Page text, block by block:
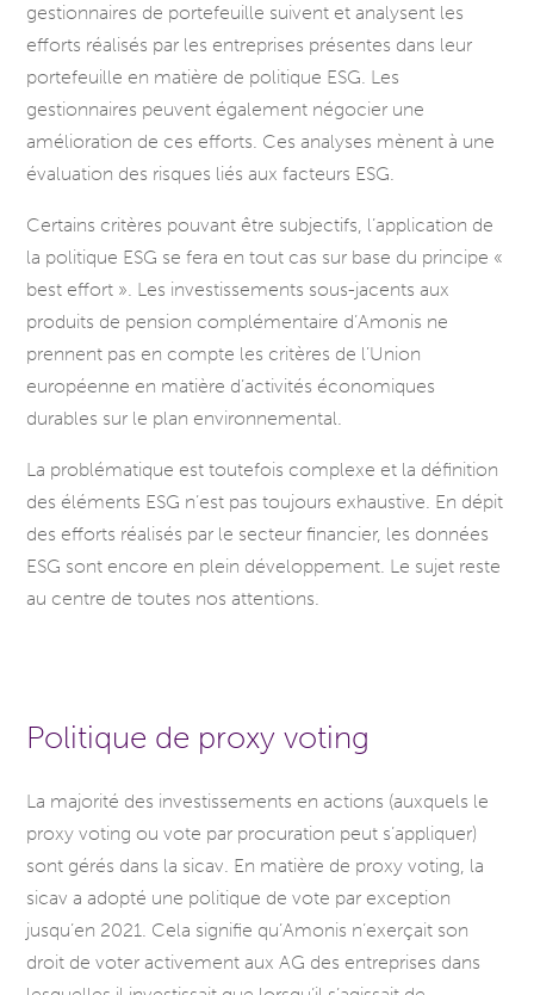
gestionnaires de portefeuille suivent et analysent les
efforts réalisés par les entreprises présentes dans leur
portefeuille en matière de politique ESG. Les
gestionnaires peuvent également négocier une
amélioration de ces efforts. Ces analyses mènent à une
évaluation des risques liés aux facteurs ESG.
Certains critères pouvant être subjectifs, l’application de
la politique ESG se fera en tout cas sur base du principe «
best effort ». Les investissements sous-jacents aux
produits de pension complémentaire d’Amonis ne
prennent pas en compte les critères de l’Union
européenne en matière d’activités économiques
durables sur le plan environnemental.
La problématique est toutefois complexe et la définition
des éléments ESG n’est pas toujours exhaustive. En dépit
des efforts réalisés par le secteur financier, les données
ESG sont encore en plein développement. Le sujet reste
au centre de toutes nos attentions.
Politique de proxy voting
La majorité des investissements en actions (auxquels le
proxy voting ou vote par procuration peut s’appliquer)
sont gérés dans la sicav. En matière de proxy voting, la
sicav a adopté une politique de vote par exception
jusqu’en 2021. Cela signifie qu’Amonis n’exerçait son
droit de voter activement aux AG des entreprises dans